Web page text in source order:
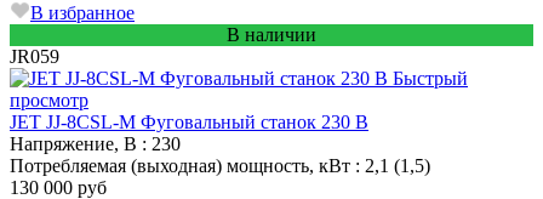
В избранное
В наличии
JR059
Быстрый
просмотр
JET JJ-8CSL-M Фуговальный станок 230 В
Напряжение, В : 230
Потребляемая (выходная) мощность, кВт : 2,1 (1,5)
130 000 руб